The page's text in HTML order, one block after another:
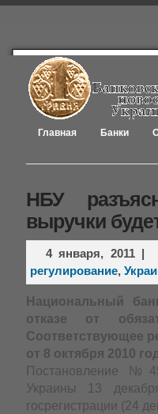
Главная Банки
НБУ
выручки
4 января, 2011|
регулирование,
Национальный
отказе от
Соответствующее
от 8 октября 2010
Постановление
Украины 13
госрегистрации (24